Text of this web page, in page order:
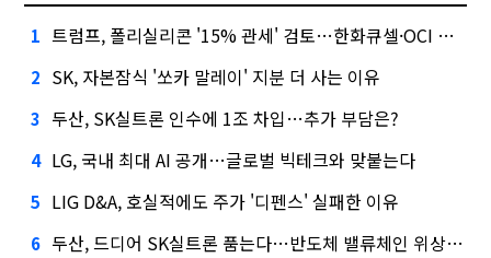
1 트럼프, 폴리실리콘 '15% 관세' 검토…한화큐셀·OCI 영향은?
2 SK, 자본잠식 '쏘카 말레이' 지분 더 사는 이유
3 두산, SK실트론 인수에 1조 차입…추가 부담은?
4 LG, 국내 최대 AI 공개…글로벌 빅테크와 맞붙는다
5 LIG D&A, 호실적에도 주가 '디펜스' 실패한 이유
6 두산, 드디어 SK실트론 품는다…반도체 밸류체인 위상 강화